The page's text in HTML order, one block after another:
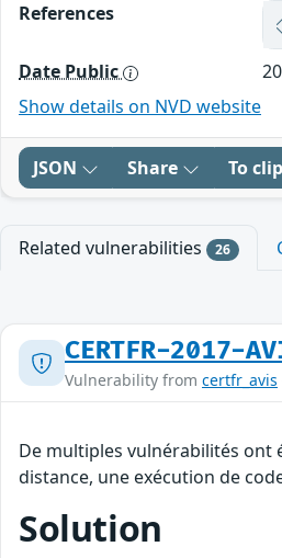
References
Date Public
Show details on NVD website
JSON Share To
Related vulnerabilities 26
CERTFR-2017-
Vulnerability from certfr_avis
De multiples vulnérabilités ont
distance, une exécution de
Solution